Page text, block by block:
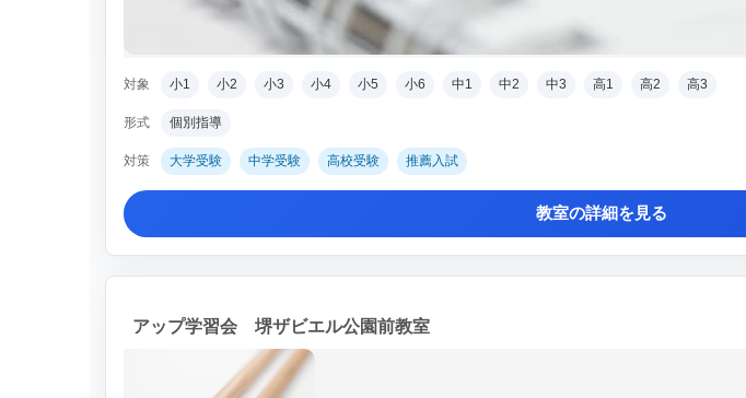
対象 小1 小2 小3 小4 小5 小6 中1 中2 中3 高1 高2 高3
形式 個別指導
対策 大学受験 中学受験 高校受験 推薦入試
教室の詳細を見る
アップ学習会 堺ザビエル公園前教室